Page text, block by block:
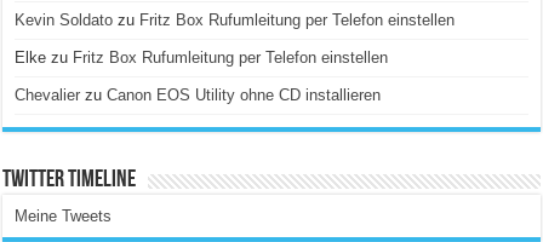
Kevin Soldato zu Fritz Box Rufumleitung per Telefon einstellen
Elke zu Fritz Box Rufumleitung per Telefon einstellen
Chevalier zuCanon EOS Utility ohne CD installieren
Twitter Timeline
Meine Tweets